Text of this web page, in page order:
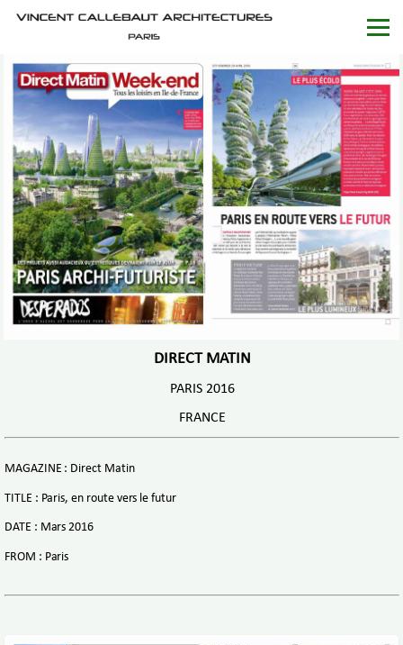
DIRECT MATIN
PARIS 2016
FRANCE
MAGAZINE : Direct Matin
TITLE : Paris, en route vers le futur
DATE : Mars 2016
FROM : Paris